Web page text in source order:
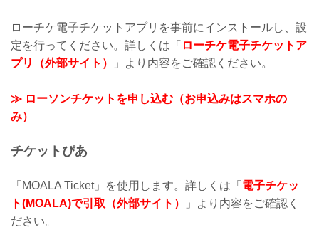
ローチケ電子チケットアプリを事前にインストールし、設
定を行ってください。詳しくは「 ローチケ電子チケットア
プリ（外部サイト）
」より内容をご確認ください。
≫ ローソンチケットを申し込む（お申込みはスマホの
み）
チケットぴあ
「MOALA Ticket」を使用します。詳しくは「 電子チケッ
ト(MOALA)で引取（外部サイト）
」より内容をご確認く
ださい。